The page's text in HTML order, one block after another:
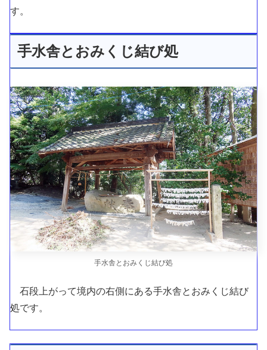
す。
手水舎とおみくじ結び処
手水舎とおみくじ結び処
石段上がって境内の右側にある手水舎とおみくじ結び
処です。